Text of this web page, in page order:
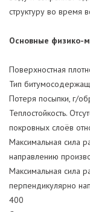
структуру во время
Основные физико-
Поверхностная
Тип
Потеря посыпки, г/
Теплостойкость.
покровных слоёв
Максимальная сила
направлению
Максимальная сила
перпендикулярно
400